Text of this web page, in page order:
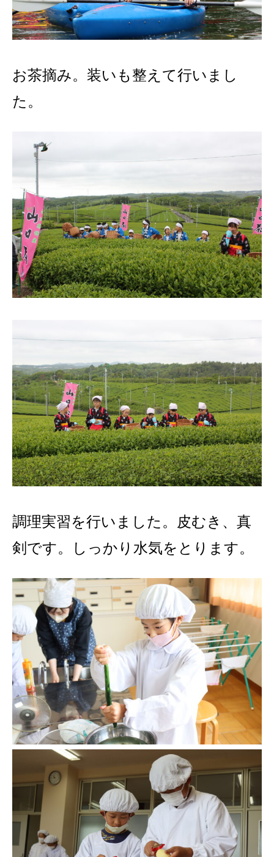
お茶摘み。装いも整えて行いまし
た。
調理実習を行いました。皮むき、真
剣です。しっかり水気をとります。